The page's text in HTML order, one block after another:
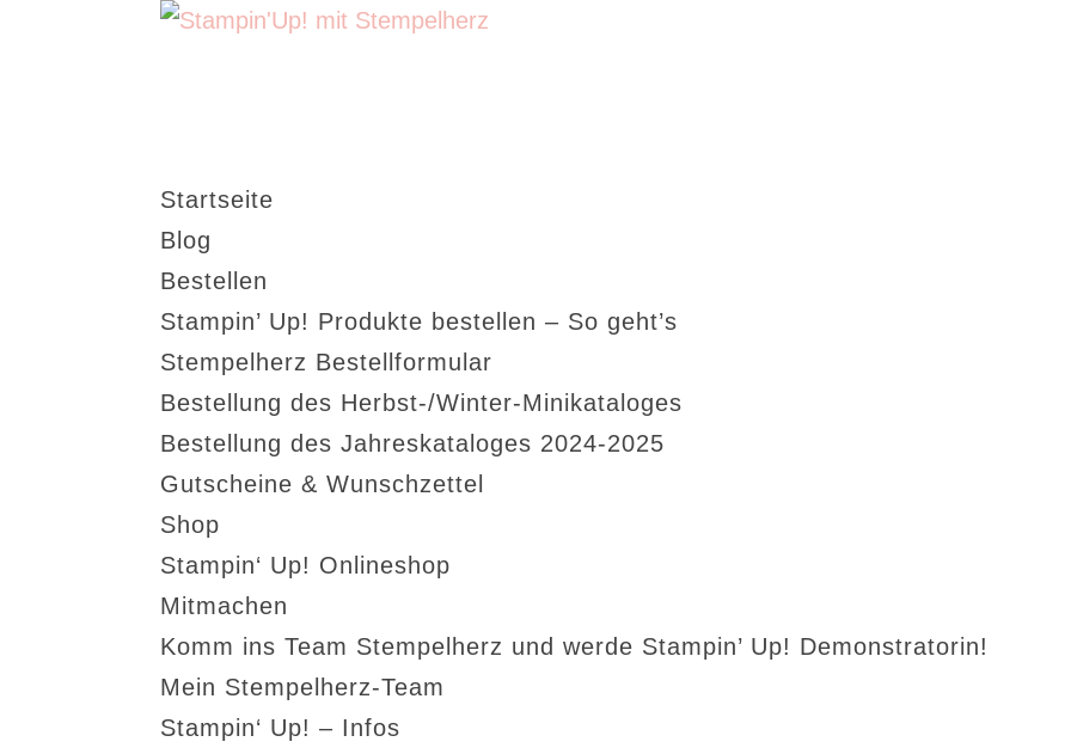
Startseite
Blog
Bestellen
Stampin’ Up! Produkte bestellen – So geht’s
Stempelherz Bestellformular
Bestellung des Herbst-/Winter-Minikataloges
Bestellung des Jahreskataloges 2024-2025
Gutscheine & Wunschzettel
Shop
Stampin‘ Up! Onlineshop
Mitmachen
Komm ins Team Stempelherz und werde Stampin’ Up! Demonstratorin!
Mein Stempelherz-Team
Stampin‘ Up! – Infos